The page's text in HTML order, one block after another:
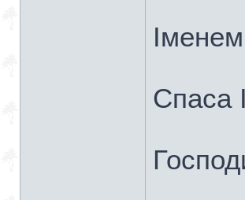
Спаса